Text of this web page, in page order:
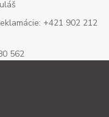
+421 902 212
562